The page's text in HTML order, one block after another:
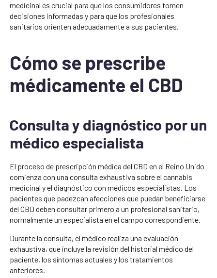
medicinal es crucial para que los consumidores tomen
decisiones informadas y para que los profesionales
sanitarios orienten adecuadamente a sus pacientes.
Cómo se prescribe
médicamente el CBD
Consulta y diagnóstico por un
médico especialista
El proceso de prescripción médica del CBD en el Reino Unido
comienza con una consulta exhaustiva sobre el cannabis
medicinal y el diagnóstico con médicos especialistas. Los
pacientes que padezcan afecciones que puedan beneficiarse
del CBD deben consultar primero a un profesional sanitario,
normalmente un especialista en el campo correspondiente.
Durante la consulta, el médico realiza una evaluación
exhaustiva, que incluye la revisión del historial médico del
paciente, los síntomas actuales y los tratamientos
anteriores.